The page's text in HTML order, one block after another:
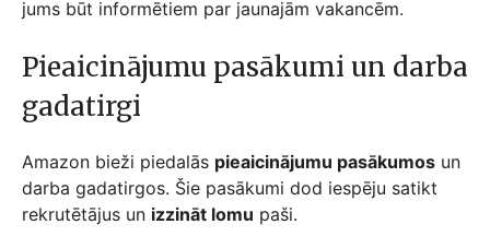
jums būt informētiem par jaunajām vakancēm.
Pieaicinājumu pasākumi un darba
gadatirgi
Amazon bieži piedalās pieaicinājumu pasākumos un
darba gadatirgos. Šie pasākumi dod iespēju satikt
rekrutētājus un izzināt lomu paši.